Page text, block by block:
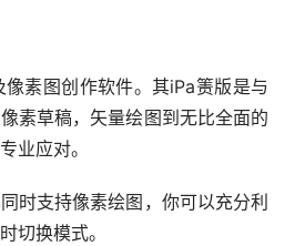
素图创作软件。其iPa箦版是与
素草稿，矢量绘图到无比全面的
业应对。
时支持像素绘图，你可以充分利
切换模式。